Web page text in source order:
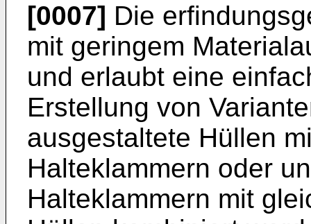
[0007] Die
mit geringem
und erlaubt eine
Erstellung von
ausgestaltete Hüllen
Halteklammern oder
Halteklammern mit